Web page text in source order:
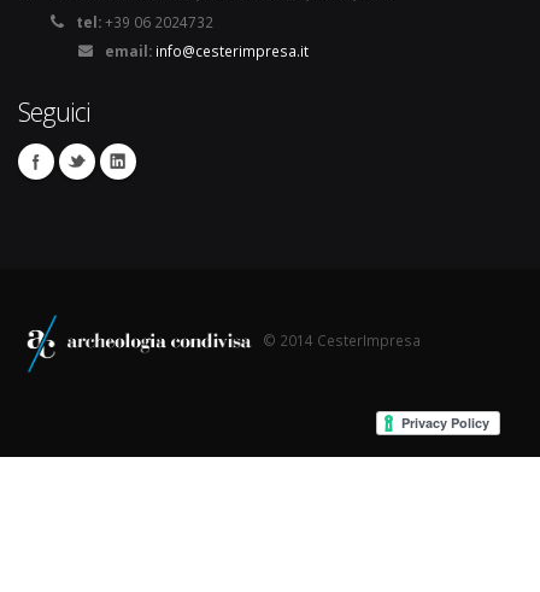
tel:+39 06 2024732
email: info@cesterimpresa.it
Seguici
© 2014 CesterImpresa